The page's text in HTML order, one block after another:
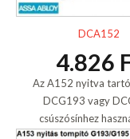
DCA152
4.826
Az A152 nyitva
DCG193 vagy
csúszósínhez